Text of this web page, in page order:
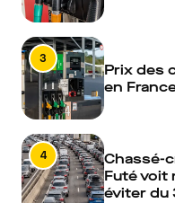
3
Prix des
en
4
Chassé-
Futé voit
éviter du